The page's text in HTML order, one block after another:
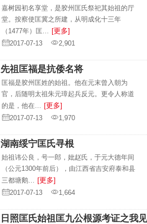
嘉树园初名享堂，是胶州匡氏祭祀其始祖的厅
堂。按察使匡冀之所建，从明成化十三年
（1477年）匡…
[更多]
2017-07-13 2,901
先祖匡福是抗倭名将
匡福是胶州匡姓的始祖。他在元末曾入朝为
官，后随明太祖朱元璋起兵反元。更令人称道
的是，他在…
[更多]
2017-07-13 1,970
湖南绥宁匡氏寻根
始祖讳公良，号一郎，妣赵氏，于元大德年间
（公元1300年前后），由江西省吉安府泰和县
三都塘鹅…
[更多]
2017-07-13 1,664
日照匡氏始祖匡九公根源考证之我见